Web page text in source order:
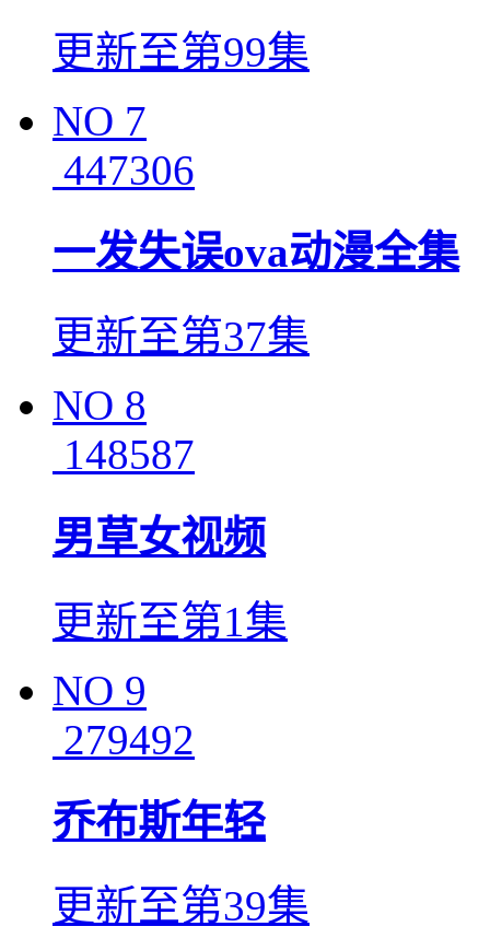
更新至第99集
NO 7
447306
一发失误ova动漫全集
更新至第37集
NO 8
148587
男草女视频
更新至第1集
NO 9
279492
乔布斯年轻
更新至第39集